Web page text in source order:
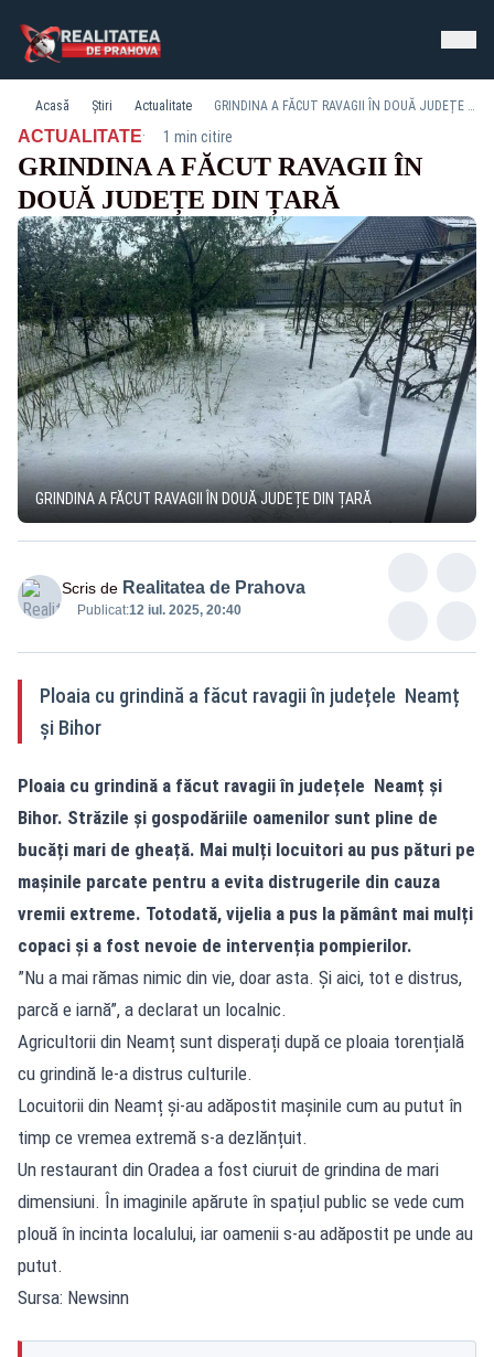
Acasă Știri Actualitate GRINDINA A FĂCUT RAVAGII ÎN DOUĂ JUDEȚE DIN ȚARĂ
ACTUALITATE· 1 min citire
GRINDINA A FĂCUT RAVAGII ÎN
DOUĂ JUDEȚE DIN ȚARĂ
GRINDINA A FĂCUT RAVAGII ÎN DOUĂ JUDEȚE DIN ȚARĂ
Scris de Realitatea de Prahova
Publicat:12 iul. 2025, 20:40
Ploaia cu grindină a făcut ravagii în județele Neamț
și Bihor
Ploaia cu grindină a făcut ravagii în județele Neamț și
Bihor. Străzile și gospodăriile oamenilor sunt pline de
bucăți mari de gheață. Mai mulți locuitori au pus pături pe
mașinile parcate pentru a evita distrugerile din cauza
vremii extreme. Totodată, vijelia a pus la pământ mai mulți
copaci și a fost nevoie de intervenția pompierilor.
”Nu a mai rămas nimic din vie, doar asta. Și aici, tot e distrus,
parcă e iarnă”, a declarat un localnic.
Agricultorii din Neamț sunt disperați după ce ploaia torențială
cu grindină le-a distrus culturile.
Locuitorii din Neamț și-au adăpostit mașinile cum au putut în
timp ce vremea extremă s-a dezlănțuit.
Un restaurant din Oradea a fost ciuruit de grindina de mari
dimensiuni. În imaginile apărute în spațiul public se vede cum
plouă în incinta localului, iar oamenii s-au adăpostit pe unde au
putut.
Sursa: Newsinn